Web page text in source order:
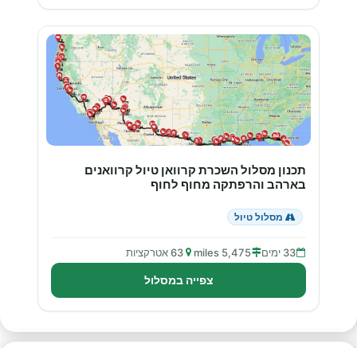
תכנון מסלול השכרת קרוואן טיול קרוואנים
בארהב והרפתקה מחוף לחוף
מסלול טיול
33 ימים 5,475 miles 63 אטרקציות
צפייה במסלול